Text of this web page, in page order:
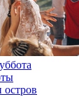
остров